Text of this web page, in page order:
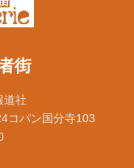
街
道社
コパン国分寺103